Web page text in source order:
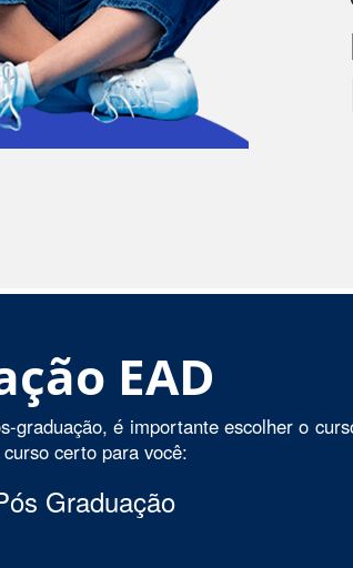
EAD
graduação, é importante escolher o
certo para você:
Graduação